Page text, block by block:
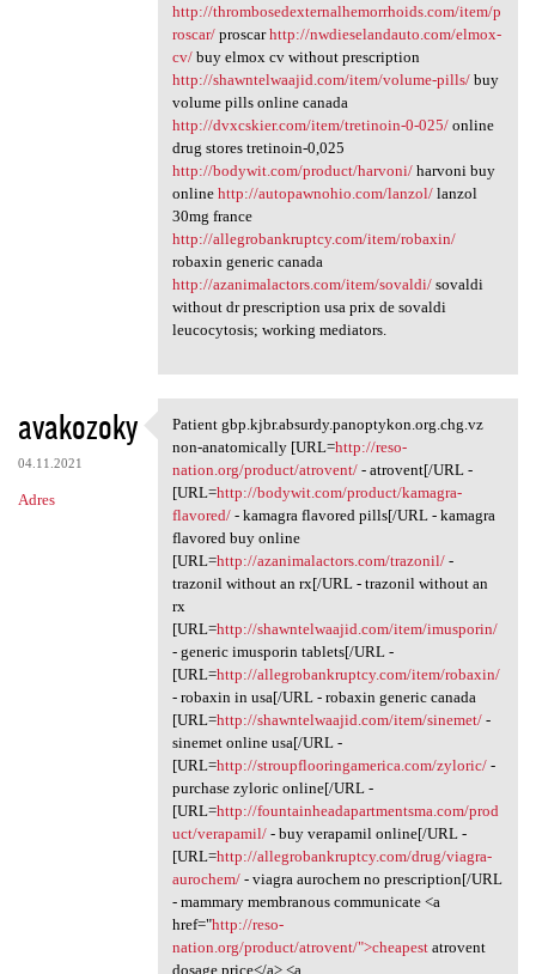
http://thrombosedexternalhemorrhoids.com/item/p
roscar/proscarhttp://nwdieselandauto.com/elmox-
cv/buy elmox cv without prescription
http://shawntelwaajid.com/item/volume-pills/buy
volume pills online canada
http://dvxcskier.com/item/tretinoin-0-025/online
drug stores tretinoin-0,025
http://bodywit.com/product/harvoni/harvoni buy
online http://autopawnohio.com/lanzol/lanzol
30mg france
http://allegrobankruptcy.com/item/robaxin/
robaxin generic canada
http://azanimalactors.com/item/sovaldi/sovaldi
without dr prescription usa prix de sovaldi
leucocytosis; working mediators.
avakozoky
04.11.2021
Adres
Patient gbp.kjbr.absurdy
Patient gbp.kjbr.absurdy.panoptykon.org.chg.vz
non-anatomically [URL=http://reso-
nation.org/product/atrovent/- atrovent[/URL -
[URL=http://bodywit.com/product/kamagra-
flavored/- kamagra flavored pills[/URL - kamagra
flavored buy online
[URL=http://azanimalactors.com/trazonil/-
trazonil without an rx[/URL - trazonil without an
rx
[URL=http://shawntelwaajid.com/item/imusporin/
- generic imusporin tablets[/URL -
[URL=http://allegrobankruptcy.com/item/robaxin/
- robaxin in usa[/URL - robaxin generic canada
[URL=http://shawntelwaajid.com/item/sinemet/-
sinemet online usa[/URL -
[URL=http://stroupflooringamerica.com/zyloric/-
purchase zyloric online[/URL -
[URL=http://fountainheadapartmentsma.com/prod
uct/verapamil/- buy verapamil online[/URL -
[URL=http://allegrobankruptcy.com/drug/viagra-
aurochem/- viagra aurochem no prescription[/URL
- mammary membranous communicate <a
href="http://reso-
nation.org/product/atrovent/">cheapestatrovent
dosage price</a> <a